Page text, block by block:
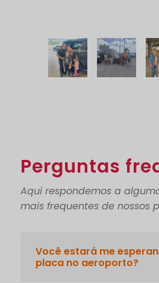
Perguntas
Aqui respondemos a
mais frequentes de nossos
Você estará me
placa no aeroporto?